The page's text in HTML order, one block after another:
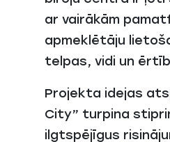
ar vairākām
apmeklētāju
telpas, vidi un
Projekta idejas
City” turpina
ilgtspējīgus